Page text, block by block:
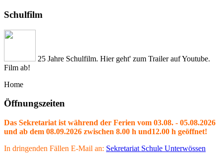
Schulfilm
25 Jahre Schulfilm. Hier geht' zum Trailer auf Youtube.
Film ab!
Home
Öffnungszeiten
Das Sekretariat ist während der Ferien vom 03.08. - 05.08.2026
und ab dem 08.09.2026 zwischen 8.00 h und12.00 h geöffnet!
In dringenden Fällen E-Mail an: Sekretariat Schule Unterwössen